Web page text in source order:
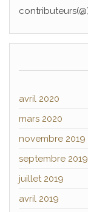
avril 2020
mars 2020
novembre 2019
septembre 2019
juillet 2019
avril 2019